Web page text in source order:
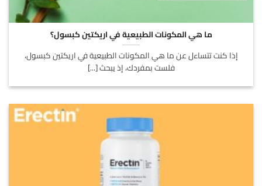
ما هي المكونات الطبيعية في اريكتين كبسول؟
إذا كنت تتساءل عن ما هي المكونات الطبيعية في اريكتين كبسول،
فلست بمفردك، إذ يبحث [...]